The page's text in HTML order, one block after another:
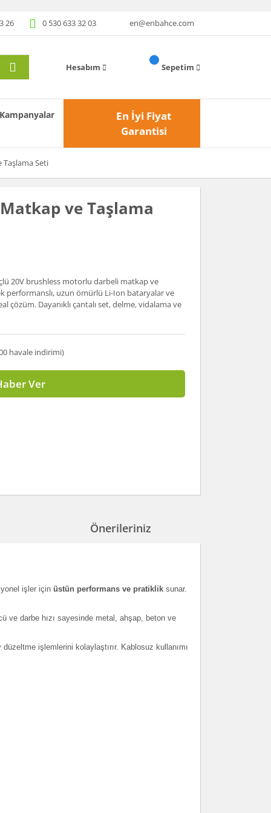
26 0 530 633 32 03 en@enbahce.com
Hesabım Sepetim
Kampanyalar
En İyi Fiyat
Garantisi
Taşlama Seti
ve Taşlama
20V brushless motorlu darbeli matkap ve
performanslı, uzun ömürlü Li-Ion bataryalar ve
çözüm. Dayanıklı çantalı set, delme, vidalama ve
havale indirimi)
Ver
Önerileriniz
işler için üstün performans ve pratiklik sunar.
ve darbe hızı sayesinde metal, ahşap, beton ve
işlemlerini kolaylaştırır. Kablosuz kullanımı